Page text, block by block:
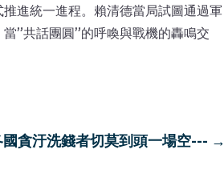
進統一進程。賴清德當局試圖通過軍
”共話團圓”的呼喚與戰機的轟鳴交
貪汙洗錢者切莫到頭一場空--- →